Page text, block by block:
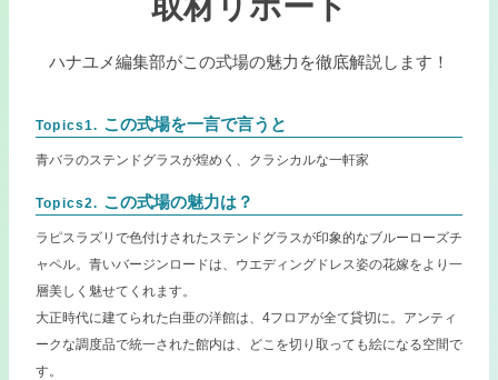
ハナユメ編集部がこの式場の魅力を徹底解説します！
Topics1. この式場を一言で言うと
青バラのステンドグラスが煌めく、クラシカルな一軒家
Topics2. この式場の魅力は？
ラピスラズリで色付けされたステンドグラスが印象的なブルーローズチ
ャペル。青いバージンロードは、ウエディングドレス姿の花嫁をより一
層美しく魅せてくれます。
大正時代に建てられた白亜の洋館は、4フロアが全て貸切に。アンティ
ークな調度品で統一された館内は、どこを切り取っても絵になる空間で
す。